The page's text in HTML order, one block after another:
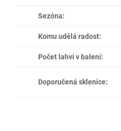
Sezóna:
Komu udělá radost:
Počet lahví v balení:
Doporučená sklenice: